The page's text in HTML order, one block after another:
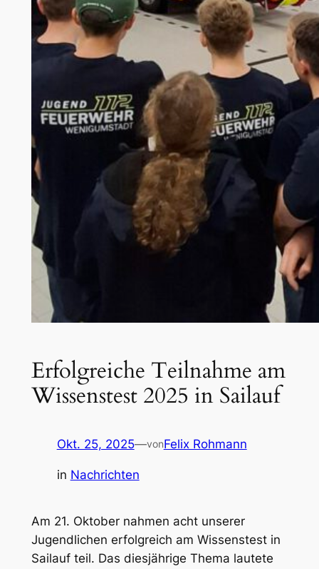
Erfolgreiche Teilnahme am
Wissenstest 2025 in Sailauf
Okt. 25, 2025—vonFelix Rohmann
in Nachrichten
Am 21. Oktober nahmen acht unserer
Jugendlichen erfolgreich am Wissenstest in
Sailauf teil. Das diesjährige Thema lautete